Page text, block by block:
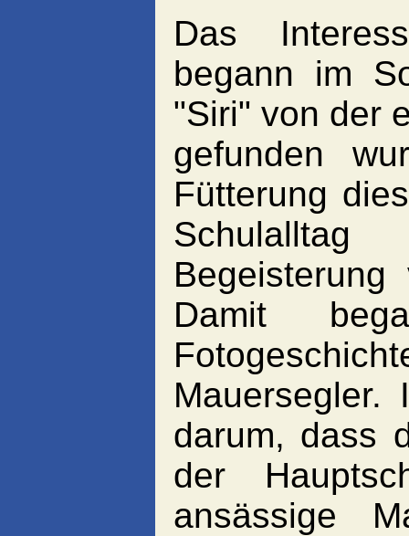
Das
begann im
"Siri" von der
gefunden
Fütterung
Damit
darum, dass
der
ansässige